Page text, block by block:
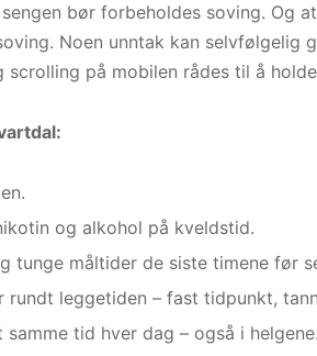
bør forbeholdes soving. Og
Noen unntak kan selvfølgelig
på mobilen rådes til å
og alkohol på kveldstid.
tunge måltider de siste timene før
rundt leggetiden – fast tidpunkt,
tid hver dag – også i helgene.